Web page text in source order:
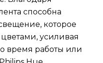
способна
которое
усиливая
время работы или